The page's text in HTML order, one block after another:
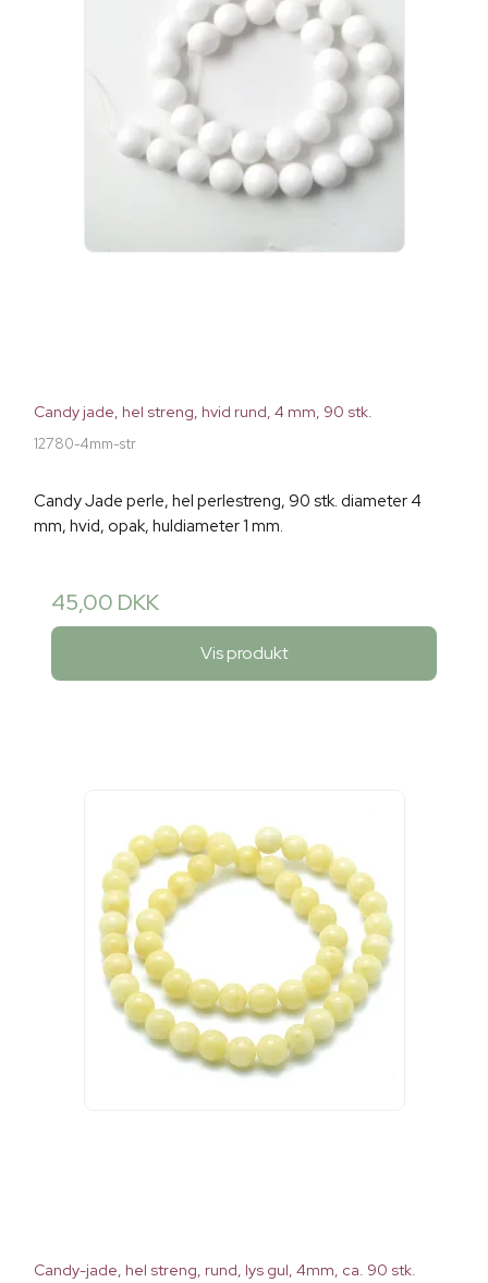
Candy jade, hel streng, hvid rund, 4 mm, 90 stk.
12780-4mm-str
Candy Jade perle, hel perlestreng, 90 stk. diameter 4
mm, hvid, opak, huldiameter 1 mm.
45,00 DKK
Vis produkt
Candy-jade, hel streng, rund, lys gul, 4mm, ca. 90 stk.